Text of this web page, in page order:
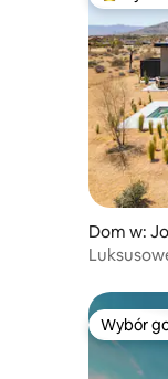
Dom w:
Wybór
Wybór